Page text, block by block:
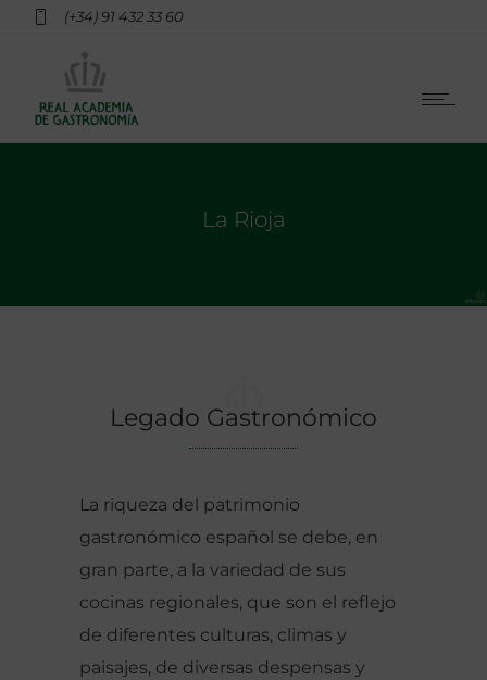
(+34) 91 432 33 60
La Rioja
Legado Gastronómico
La riqueza del patrimonio
gastronómico español se debe, en
gran parte, a la variedad de sus
cocinas regionales, que son el reflejo
de diferentes culturas, climas y
paisajes, de diversas despensas y